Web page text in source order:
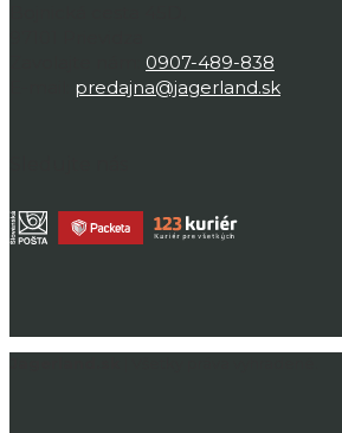
0907-489-838
predajna@jagerland.sk